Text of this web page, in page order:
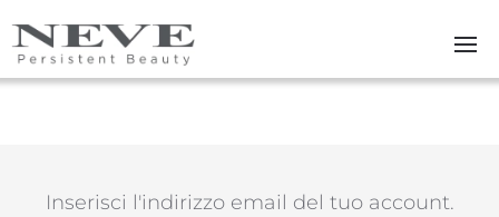
Skip to main content
Inserisci l'indirizzo email del tuo account.